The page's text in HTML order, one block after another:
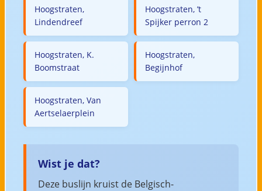
Hoogstraten,
Lindendreef
Hoogstraten, ’t
Spijker perron 2
Hoogstraten, K.
Boomstraat
Hoogstraten,
Begijnhof
Hoogstraten, Van
Aertselaerplein
Wist je dat?
Deze buslijn kruist de Belgisch-